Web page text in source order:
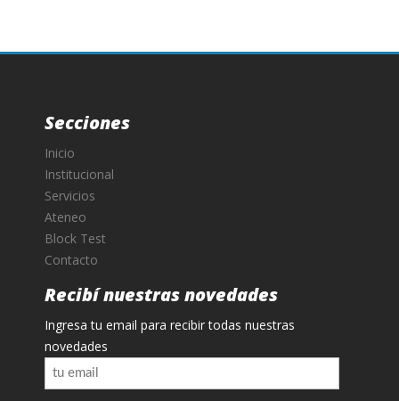
Secciones
Inicio
Institucional
Servicios
Ateneo
Block Test
Contacto
Recibí nuestras novedades
Ingresa tu email para recibir todas nuestras
novedades